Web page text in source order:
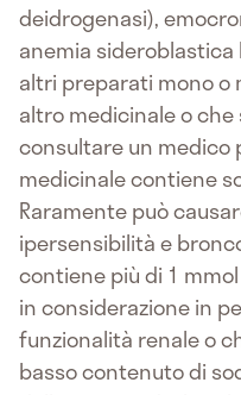
deidrogenasi),
anemia
altri preparati mono o
altro medicinale o
consultare un medico
medicinale contiene
Raramente può
ipersensibilità e
contiene più di 1
in considerazione in
funzionalità renale o
basso contenuto di